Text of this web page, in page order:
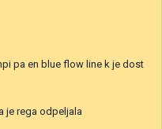
pa en blue flow line k je dost
je rega odpeljala